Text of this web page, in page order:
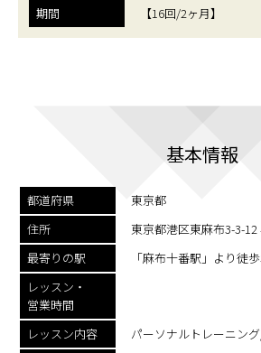
期間
【16回/2ヶ月】
基本情報
都道府県
東京都
住所
東京都港区東麻布3-3-
最寄りの駅
「麻布十番駅」より徒
レッスン・
営業時間
レッスン内容
パーソナルトレーニン